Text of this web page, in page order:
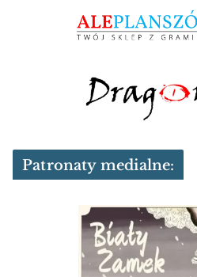
Patronaty medialne: